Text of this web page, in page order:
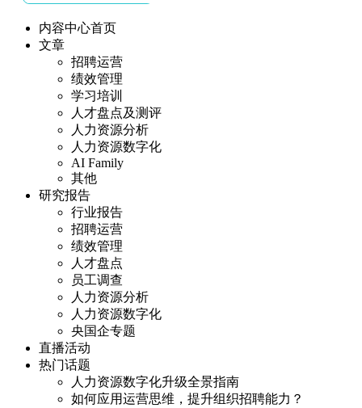
内容中心首页
文章
招聘运营
绩效管理
学习培训
人才盘点及测评
人力资源分析
人力资源数字化
AI Family
其他
研究报告
行业报告
招聘运营
绩效管理
人才盘点
员工调查
人力资源分析
人力资源数字化
央国企专题
直播活动
热门话题
人力资源数字化升级全景指南
如何应用运营思维，提升组织招聘能力？